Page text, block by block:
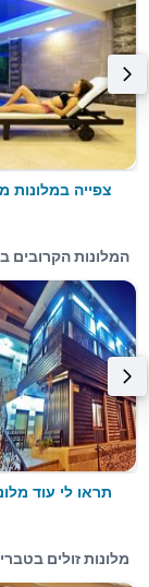
צפייה במלונות
המלונות הקרובים
תראו לי עוד
מלונות זולים